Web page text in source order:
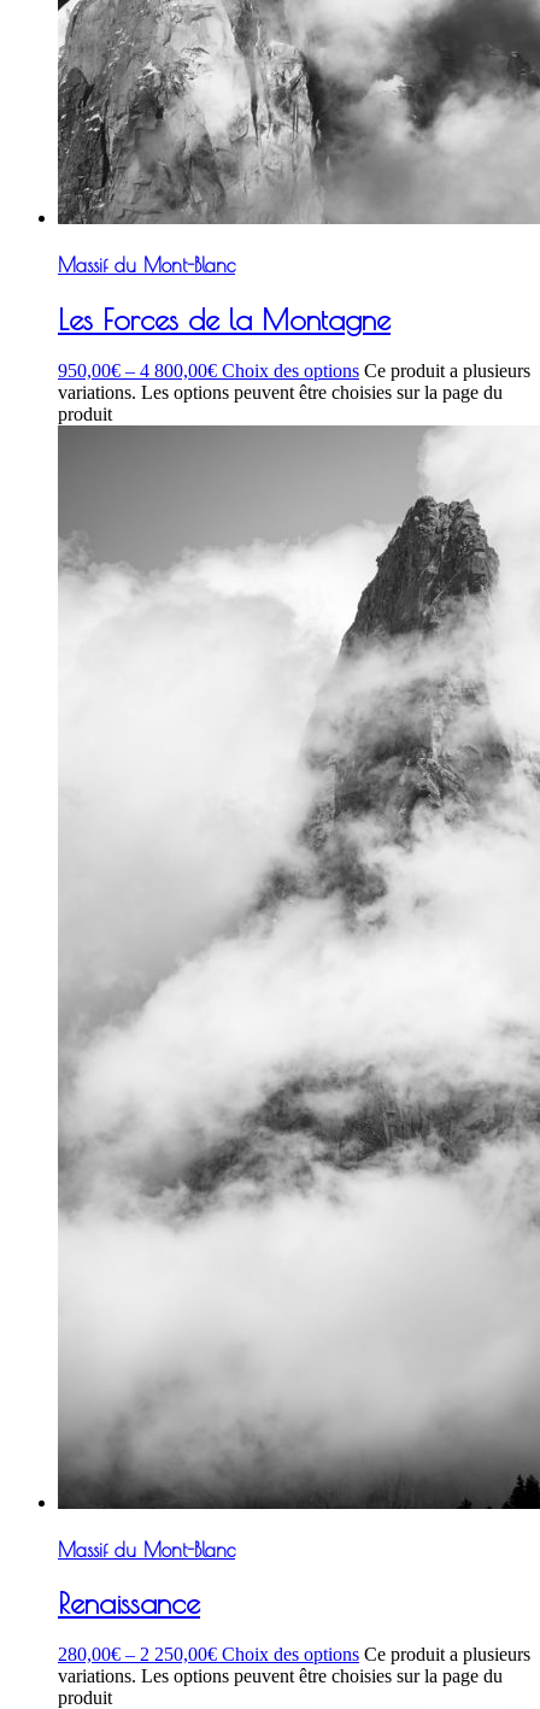
Massif du Mont-Blanc
Les Forces de la Montagne
950,00€ – 4 800,00€ Choix des options Ce produit a plusieurs
variations. Les options peuvent être choisies sur la page du
produit
Massif du Mont-Blanc
Renaissance
280,00€ – 2 250,00€ Choix des options Ce produit a plusieurs
variations. Les options peuvent être choisies sur la page du
produit